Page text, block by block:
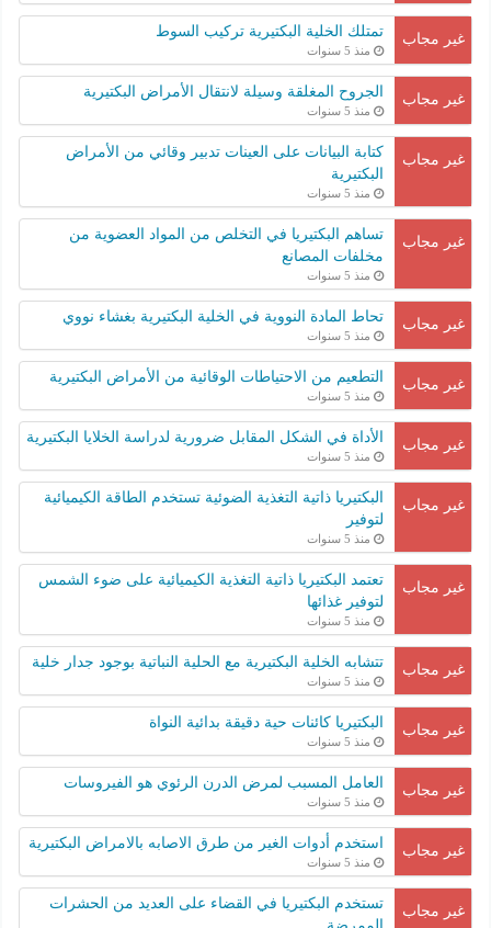
غير مجاب تمتلك الخلية البكتيرية تركيب السوط
منذ 5 سنوات
غير مجاب الجروح المغلقة وسيلة لانتقال الأمراض البكتيرية
منذ 5 سنوات
غير مجاب
كتابة البيانات على العينات تدبير وقائي من الأمراض
البكتيرية
منذ 5 سنوات
غير مجاب
تساهم البكتيريا في التخلص من المواد العضوية من
مخلفات المصانع
منذ 5 سنوات
غير مجاب تحاط المادة النووية في الخلية البكتيرية بغشاء نووي
منذ 5 سنوات
غير مجاب التطعيم من الاحتياطات الوقائية من الأمراض البكتيرية
منذ 5 سنوات
غير مجاب الأداة في الشكل المقابل ضرورية لدراسة الخلايا البكتيرية
منذ 5 سنوات
غير مجاب
البكتيريا ذاتية التغذية الضوئية تستخدم الطاقة الكيميائية
لتوفير
منذ 5 سنوات
غير مجاب
تعتمد البكتيريا ذاتية التغذية الكيميائية على ضوء الشمس
لتوفير غذائها
منذ 5 سنوات
غير مجاب تتشابه الخلية البكتيرية مع الحلية النباتية بوجود جدار خلية
منذ 5 سنوات
غير مجاب البكتيريا كائنات حية دقيقة بدائية النواة
منذ 5 سنوات
غير مجاب العامل المسبب لمرض الدرن الرئوي هو الفيروسات
منذ 5 سنوات
غير مجاب استخدم أدوات الغير من طرق الاصابه بالامراض البكتيرية
منذ 5 سنوات
غير مجاب
تستخدم البكتيريا في القضاء على العديد من الحشرات